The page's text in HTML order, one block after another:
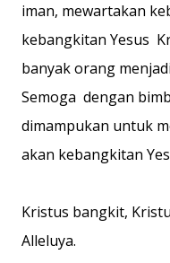
iman, mewartakan
kebangkitan Yesus
banyak orang
Semoga dengan
dimampukan untuk
akan kebangkitan
Kristus bangkit,
Alleluya.